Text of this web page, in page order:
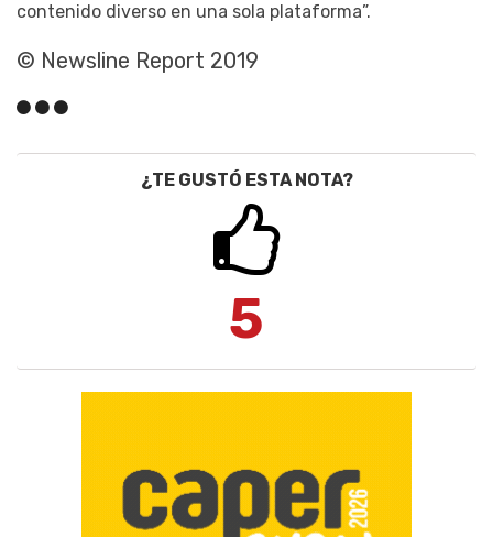
contenido diverso en una sola plataforma”.
© Newsline Report 2019
¿TE GUSTÓ ESTA NOTA?
5